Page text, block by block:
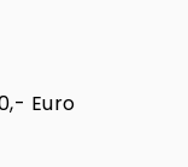
Euro